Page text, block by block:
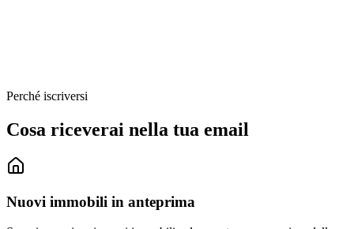
Perché iscriversi
Cosa riceverai nella tua email
Nuovi immobili in anteprima